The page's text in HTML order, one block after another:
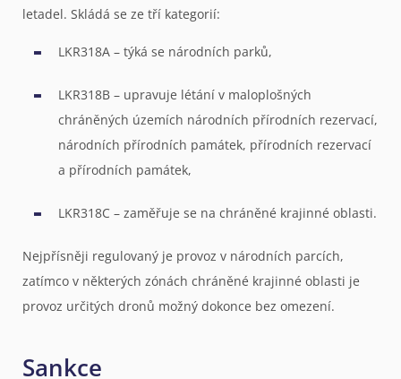
letadel. Skládá se ze tří kategorií:
LKR318A – týká se národních parků,
LKR318B – upravuje létání v maloplošných
chráněných územích národních přírodních rezervací,
národních přírodních památek, přírodních rezervací
a přírodních památek,
LKR318C – zaměřuje se na chráněné krajinné oblasti.
Nejpřísněji regulovaný je provoz v národních parcích,
zatímco v některých zónách chráněné krajinné oblasti je
provoz určitých dronů možný dokonce bez omezení.
Sankce